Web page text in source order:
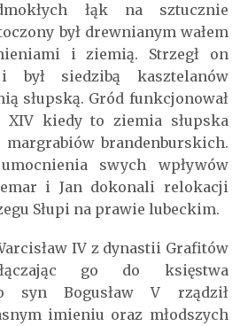
łąk na sztucznie
był drewnianym wałem
i ziemią. Strzegł on
siedzibą kasztelanów
słupską. Gród funkcjonował
kiedy to ziemia słupska
margrabiów brandenburskich.
swych wpływów
i Jan dokonali relokacji
Słupi na prawie lubeckim.
IV z dynastii Grafitów
go do księstwa
syn Bogusław V rządził
imieniu oraz młodszych